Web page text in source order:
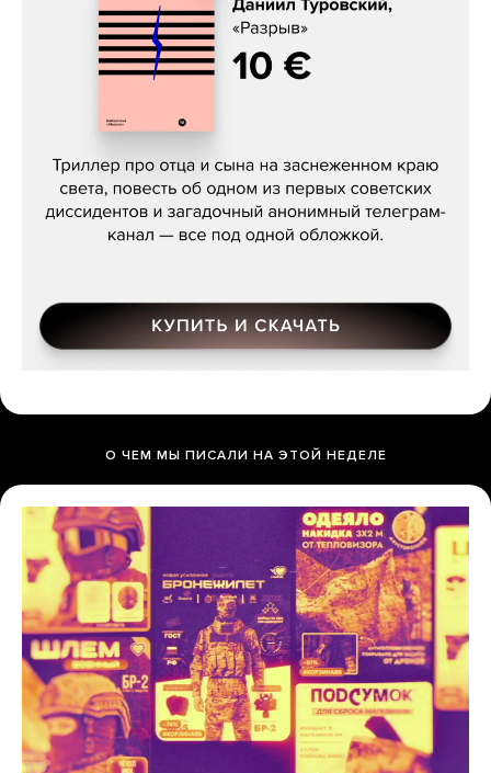
Даниил Туровский, «Разрыв»
О ЧЕМ МЫ ПИСАЛИ НА ЭТОЙ НЕДЕЛЕ